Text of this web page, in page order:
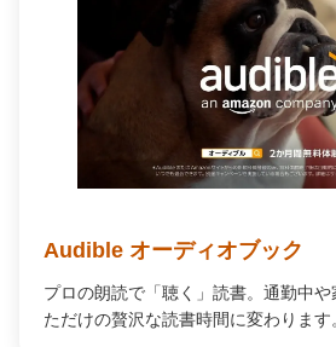
Audible オーディオブック
プロの朗読で「聴く」読書。通勤中
ただけの贅沢な読書時間に変わります